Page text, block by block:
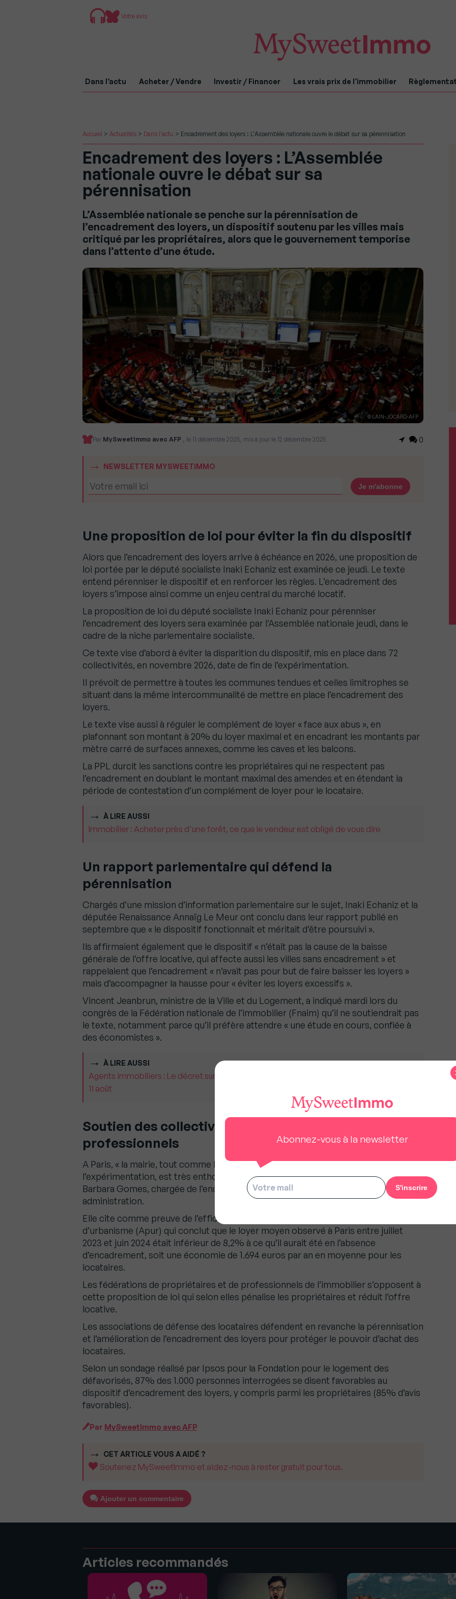
Votre avis
Dans l’actu Acheter / Vendre Investir / Financer Les vrais prix de l’immobilier
Accueil > Actualités > Dans l'actu > Encadrement des loyers : L’Assemblée nationale ouvre le débat sur sa pérennisation
Encadrement des loyers : L’Assemblée
nationale ouvre le débat sur sa
pérennisation
L’Assemblée nationale se penche sur la pérennisation de
l’encadrement des loyers, un dispositif soutenu par les villes mais
critiqué par les propriétaires, alors que le gouvernement temporise
dans l’attente d’une étude.
© LAIN-JOCARD-AFP
Par MySweetImmo avec AFP , le 11 décembre 2025, mis à jour le 12 décembre 2025 0
NEWSLETTER MYSWEETIMMO
Une proposition de loi pour éviter la fin du dispositif
Alors que l’encadrement des loyers arrive à échéance en 2026, une proposition de
loi portée par le député socialiste Inaki Echaniz est examinée ce jeudi. Le texte
entend pérenniser le dispositif et en renforcer les règles. L’encadrement des
loyers s’impose ainsi comme un enjeu central du marché locatif.
La proposition de loi du député socialiste Inaki Echaniz pour pérenniser
l’encadrement des loyers sera examinée par l’Assemblée nationale jeudi, dans le
cadre de la niche parlementaire socialiste.
Ce texte vise d’abord à éviter la disparition du dispositif, mis en place dans 72
collectivités, en novembre 2026, date de fin de l’expérimentation.
Il prévoit de permettre à toutes les communes tendues et celles limitrophes se
situant dans la même intercommunalité de mettre en place l’encadrement des
loyers.
Le texte vise aussi à réguler le complément de loyer « face aux abus », en
plafonnant son montant à 20% du loyer maximal et en encadrant les montants par
mètre carré de surfaces annexes, comme les caves et les balcons.
La PPL durcit les sanctions contre les propriétaires qui ne respectent pas
l’encadrement en doublant le montant maximal des amendes et en étendant la
période de contestation d’un complément de loyer pour le locataire.
À LIRE AUSSI
Immobilier : Acheter près d'une forêt, ce que le vendeur est obligé de vous dire
Un rapport parlementaire qui défend la
pérennisation
Chargés d’une mission d’information parlementaire sur le sujet, Inaki Echaniz et la
députée Renaissance Annaïg Le Meur ont conclu dans leur rapport publié en
septembre que « le dispositif fonctionnait et méritait d’être poursuivi ».
Ils affirmaient également que le dispositif « n’était pas la cause de la baisse
générale de l’offre locative, qui affecte aussi les villes sans encadrement » et
rappelaient que l’encadrement « n’avait pas pour but de faire baisser les loyers »
mais d’accompagner la hausse pour « éviter les loyers excessifs ».
Vincent Jeanbrun, ministre de la Ville et du Logement, a indiqué mardi lors du
congrès de la Fédération nationale de l’immobilier (Fnaim) qu’il ne soutiendrait pas
le texte, notamment parce qu’il préfère attendre « une étude en cours, confiée à
des économistes ».
À LIRE AUSSI
Agents immobiliers : Le décret sur la pige téléphonique fixe les règles applicables dès le
11 août
Soutien des collectivités et vindicte des
professionnels
A Paris, « la mairie, tout comme les autres villes qui font partie de
l’expérimentation, est très enthousiaste à l’idée de cette pérennisation », assure
Barbara Gomes, chargée de l’encadrement des loyers au sein de cette
administration.
Elle cite comme preuve de l’efficacité du dispositif une étude de l’Atelier parisien
d’urbanisme (Apur) qui conclut que le loyer moyen observé à Paris entre juillet
2023 et juin 2024 était inférieur de 8,2% à ce qu’il aurait été en l’absence
d’encadrement, soit une économie de 1.694 euros par an en moyenne pour les
locataires.
Les fédérations de propriétaires et de professionnels de l’immobilier s’opposent à
cette proposition de loi qui selon elles pénalise les propriétaires et réduit l’offre
locative.
Les associations de défense des locataires défendent en revanche la pérennisation
et l’amélioration de l’encadrement des loyers pour protéger le pouvoir d’achat des
locataires.
Selon un sondage réalisé par Ipsos pour la Fondation pour le logement des
défavorisés, 87% des 1.000 personnes interrogées se disent favorables au
dispositif d’encadrement des loyers, y compris parmi les propriétaires (85% d’avis
favorables).
Par MySweetImmo avec AFP
CET ARTICLE VOUS A AIDÉ ?
Soutenez MySweetImmo et aidez-nous à rester gratuit pour tous.
Ajouter un commentaire
Articles recommandés
Abonnez-vous à la newsletter